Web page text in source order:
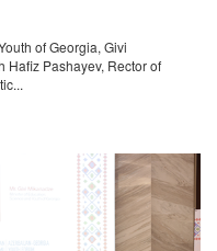
of Georgia, Givi
Hafiz Pashayev, Rector of